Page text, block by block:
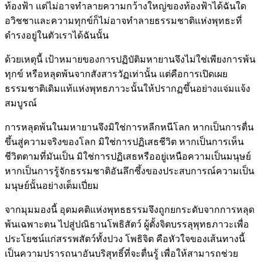
ท้องฟ้า แต่ไม่อาจทำลายความกว้างใหญ่ของท้องฟ้าได้ฉันใด
อวิชชาและความทุกข์ก็ไม่อาจทำลายธรรมชาติแห่งพุทธะที่
ดำรงอยู่ในตัวเราได้ฉันนั้น
ด้วยเหตุนี้ เป้าหมายของการปฏิบัติมหายานจึงไม่ใช่เพียงการพ้น
ทุกข์ หรือหลุดพ้นจากสังสารวัฏเท่านั้น แต่คือการเปิดเผย
ธรรมชาติเดิมแท้แห่งพุทธภาวะนั้นให้ปรากฏขึ้นอย่างแจ่มแจ้ง
สมบูรณ์
การหลุดพ้นในมหายานจึงมิใช่การหลีกหนีโลก หากเป็นการตื่น
ขึ้นสู่ความจริงของโลก มิใช่การปฏิเสธชีวิต หากเป็นการเห็น
ชีวิตตามที่มันเป็น มิใช่การปฏิเสธหรืออยู่เหนือความเป็นมนุษย์
หากเป็นการรู้จักธรรมชาติอันลึกซึ้งของประสบการณ์ความเป็น
มนุษย์นั้นอย่างเต็มเปี่ยม
จากมุมมองนี้ อุดมคติแห่งพุทธธรรมจึงถูกยกระดับจากการหลุด
พ้นเฉพาะตน ไปสู่ปณิธานโพธิสัตว์ ผู้ตั้งจิตบรรลุพุทธภาวะเพื่อ
ประโยชน์แก่สรรพสัตว์ทั้งปวง โพธิจิต คือหัวใจของเส้นทางนี้
เป็นความปรารถนาอันบริสุทธิ์ที่จะตื่นรู้ เพื่อให้สามารถช่วย